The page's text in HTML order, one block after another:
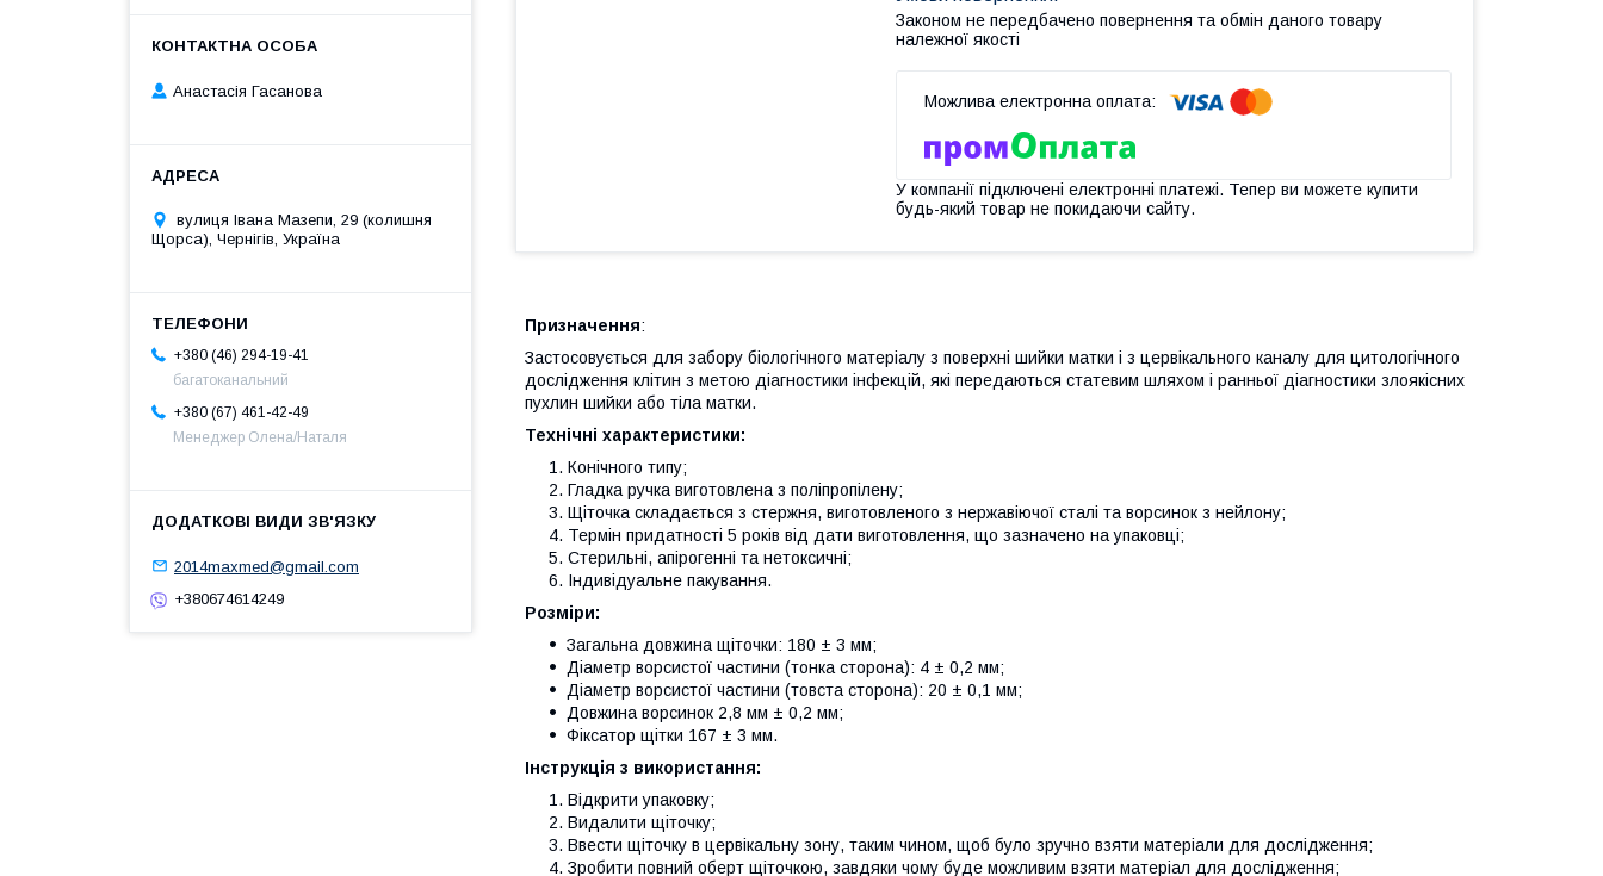
Законом не передбачено повернення та обмін даного товару
належної якості
У компанії підключені електронні платежі. Тепер ви можете купити
будь-який товар не покидаючи сайту.
Призначення:
Застосовується для забору біологічного матеріалу з поверхні шийки матки і з цервікального каналу для цитологічного
дослідження клітин з метою діагностики інфекцій, які передаються статевим шляхом і ранньої діагностики злоякісних
пухлин шийки або тіла матки.
Технічні характеристики:
Конічного типу;
Гладка ручка виготовлена з поліпропілену;
Щіточка складається з стержня, виготовленого з нержавіючої сталі та ворсинок з нейлону;
Термін придатності 5 років від дати виготовлення, що зазначено на упаковці;
Стерильні, апірогенні та нетоксичні;
Індивідуальне пакування.
Розміри:
Загальна довжина щіточки: 180 ± 3 мм;
Діаметр ворсистої частини (тонка сторона): 4 ± 0,2 мм;
Діаметр ворсистої частини (товста сторона): 20 ± 0,1 мм;
Довжина ворсинок 2,8 мм ± 0,2 мм;
Фіксатор щітки 167 ± 3 мм.
Інструкція з використання:
Відкрити упаковку;
Видалити щіточку;
Ввести щіточку в цервікальну зону, таким чином, щоб було зручно взяти матеріали для дослідження;
Зробити повний оберт щіточкою, завдяки чому буде можливим взяти матеріал для дослідження;
Анастасія Гасанова
вулиця Івана Мазепи, 29 (колишня
Щорса), Чернігів, Україна
+380 (46) 294-19-41
багатоканальний
+380 (67) 461-42-49
Менеджер Олена/Наталя
2014maxmed@gmail.com
+380674614249